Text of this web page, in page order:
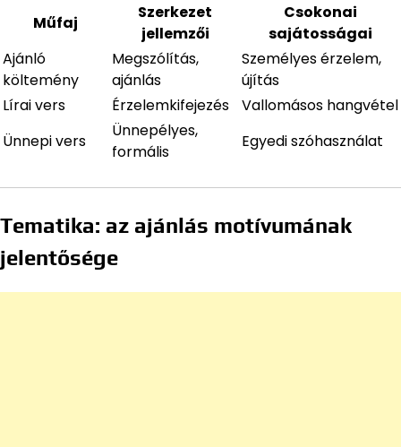
Műfaj
Szerkezet
jellemzői
Csokonai
sajátosságai
Ajánló
költemény
Megszólítás,
ajánlás
Személyes érzelem,
újítás
Lírai vers
Érzelemkifejezés
Vallomásos hangvétel
Ünnepi vers
Ünnepélyes,
formális
Egyedi szóhasználat
Tematika: az ajánlás motívumának
jelentősége